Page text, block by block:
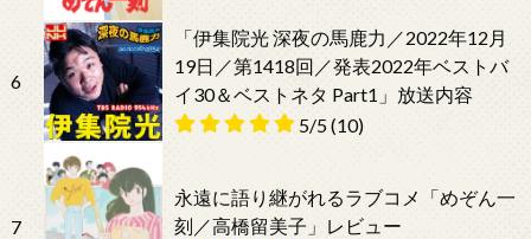
6
「伊集院光 深夜の馬鹿力／2022年12月
19日／第1418回／発表2022年ベストバ
イ30＆ベストネタ Part1」放送内容
5/5(10)
7
永遠に語り継がれるラブコメ「めぞん一
刻／高橋留美子」レビュー